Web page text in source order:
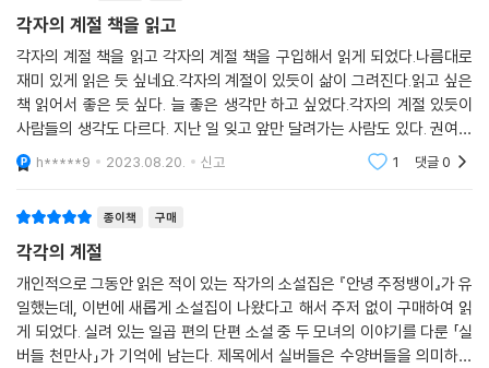
각자의 계절 책을 읽고
각자의 계절 책을 읽고 각자의 계절 책을 구입해서 읽게 되었다.나름대로
재미 있게 읽은 듯 싶네요.각자의 계절이 있듯이 삶이 그려진다.읽고 싶은
책 읽어서 좋은 듯 싶다. 늘 좋은 생각만 하고 싶었다.각자의 계절 있듯이
사람들의 생각도 다르다. 지난 일 잊고 앞만 달려가는 사람도 있다. 권여선
작가가 쓴 책은 언제 읽어도 실망 없는 듯각자의 계절 책을 읽으면서 재미
있게 읽은
h*****9 2023.08.20. 신고 1 댓글0
종이책 구매
각각의 계절
개인적으로 그동안 읽은 적이 있는 작가의 소설집은 『안녕 주정뱅이』가 유
일했는데, 이번에 새롭게 소설집이 나왔다고 해서 주저 없이 구매하여 읽
게 되었다. 실려 있는 일곱 편의 단편 소설 중 두 모녀의 이야기를 다룬 「실
버들 천만사」가 기억에 남는다. 제목에서 실버들은 수양버들을 의미하며